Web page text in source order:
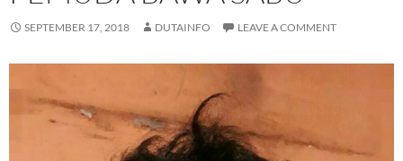
SEPTEMBER 17, 2018 DUTAINFO LEAVE A COMMENT